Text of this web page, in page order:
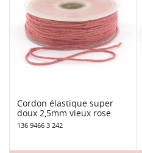
Cordon élastique super
doux 2,5mm vieux rose
136 9466 3 242